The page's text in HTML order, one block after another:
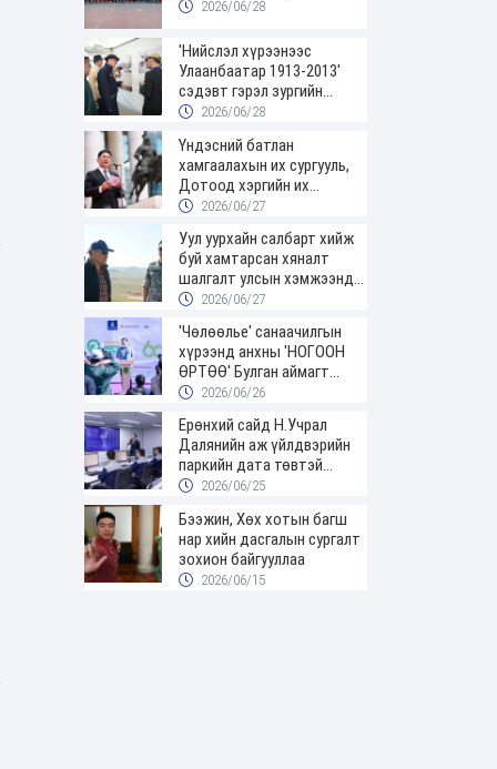
2026/06/28
'Нийслэл хүрээнээс
Улаанбаатар 1913-2013'
сэдэвт гэрэл зургийн
үзэсгэлэнгээр зочиллоо
2026/06/28
Үндэсний батлан
хамгаалахын их сургууль,
Дотоод хэргийн их
сургуулийн төгсөгчид
авлаа
2026/06/27
Уул уурхайн салбарт хийж
буй хамтарсан хяналт
шалгалт улсын хэмжээнд
үргэлжилж байна
2026/06/27
'Чөлөөлье' санаачилгын
хүрээнд анхны 'НОГООН
ӨРТӨӨ' Булган аймагт
нээгдлээ
2026/06/26
Ерөнхий сайд Н.Учрал
Далянийн аж үйлдвэрийн
паркийн дата төвтэй
танилцав
2026/06/25
Бээжин, Хөх хотын багш
нар хийн дасгалын сургалт
зохион байгууллаа
2026/06/15